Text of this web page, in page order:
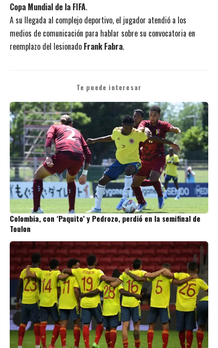
Copa Mundial de la FIFA.
A su llegada al complejo deportivo, el jugador atendió a los
medios de comunicación para hablar sobre su convocatoria en
reemplazo del lesionado Frank Fabra.
Te puede interesar
Colombia, con ‘Paquito’ y Pedrozo, perdió en la semifinal de
Toulon